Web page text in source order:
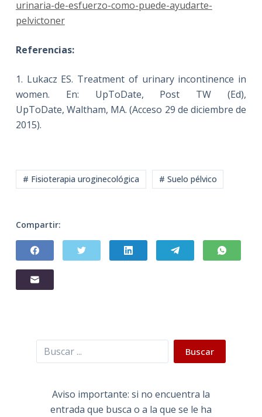
urinaria-de-esfuerzo-como-puede-ayudarte-
pelvictoner
Referencias:
1. Lukacz ES. Treatment of urinary incontinence in
women. En: UpToDate, Post TW (Ed),
UpToDate, Waltham, MA. (Acceso 29 de diciembre de
2015).
# Fisioterapia uroginecológica # Suelo pélvico
Compartir:
Buscar Buscar
Aviso importante: si no encuentra la
entrada que busca o a la que se le ha